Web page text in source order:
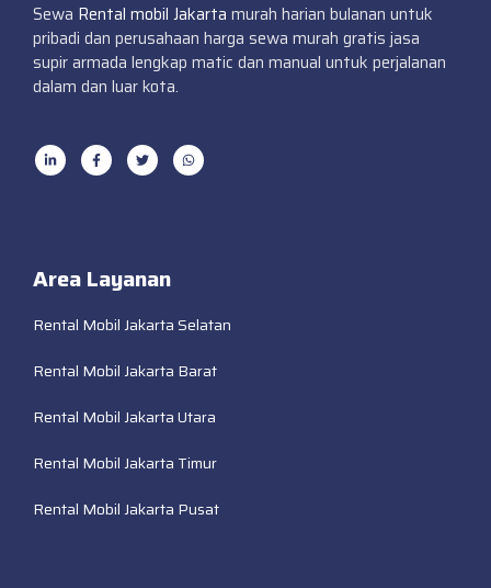
Sewa Rental mobil Jakarta murah harian bulanan untuk
pribadi dan perusahaan harga sewa murah gratis jasa
supir armada lengkap matic dan manual untuk perjalanan
dalam dan luar kota.
Area Layanan
Rental Mobil Jakarta Selatan
Rental Mobil Jakarta Barat
Rental Mobil Jakarta Utara
Rental Mobil Jakarta Timur
Rental Mobil Jakarta Pusat